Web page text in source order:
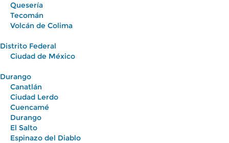
Quesería
Tecomán
Volcán de Colima
Distrito Federal
Ciudad de México
Durango
Canatlán
Ciudad Lerdo
Cuencamé
Durango
El Salto
Espinazo del Diablo